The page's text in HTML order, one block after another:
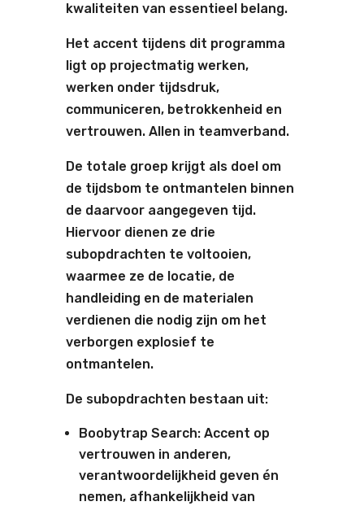
kwaliteiten van essentieel belang.
Het accent tijdens dit programma
ligt op projectmatig werken,
werken onder tijdsdruk,
communiceren, betrokkenheid en
vertrouwen. Allen in teamverband.
De totale groep krijgt als doel om
de tijdsbom te ontmantelen binnen
de daarvoor aangegeven tijd.
Hiervoor dienen ze drie
subopdrachten te voltooien,
waarmee ze de locatie, de
handleiding en de materialen
verdienen die nodig zijn om het
verborgen explosief te
ontmantelen.
De subopdrachten bestaan uit:
Boobytrap Search: Accent op
vertrouwen in anderen,
verantwoordelijkheid geven én
nemen, afhankelijkheid van